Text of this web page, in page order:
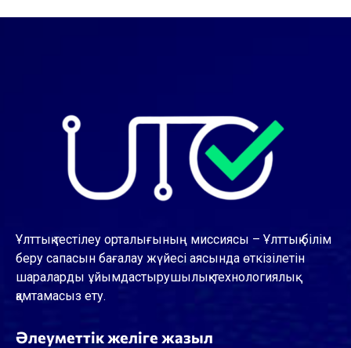
Ұлттық тестілеу орталығының миссиясы – Ұлттық білім
беру сапасын бағалау жүйесі аясында өткізілетін
шараларды ұйымдастырушылық-технологиялық
қамтамасыз ету.
Әлеуметтік желіге жазыл